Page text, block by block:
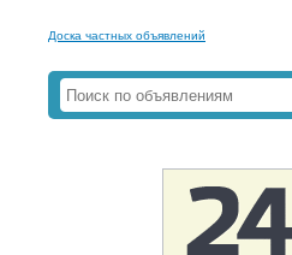
Доска частных объявлений